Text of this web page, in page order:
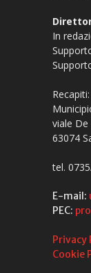
In
Recapiti:
viale De
63074
tel.
E-mail:
PEC:
Privacy
Cookie